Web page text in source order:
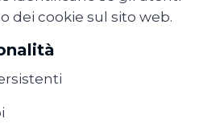
dei cookie sul sito web.